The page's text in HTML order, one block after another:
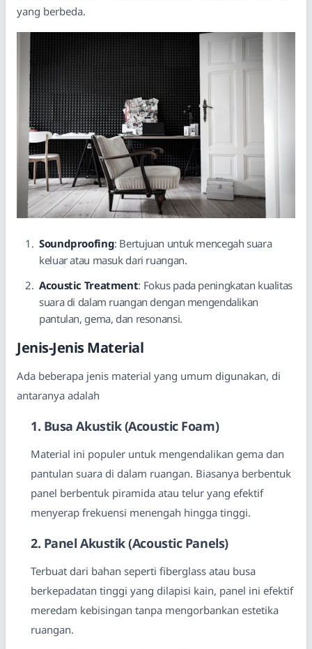
yang berbeda.
Soundproofing: Bertujuan untuk mencegah suara
keluar atau masuk dari ruangan.
Acoustic Treatment: Fokus pada peningkatan kualitas
suara di dalam ruangan dengan mengendalikan
pantulan, gema, dan resonansi.
Jenis-Jenis Material
Ada beberapa jenis material yang umum digunakan, di
antaranya adalah
1. Busa Akustik (Acoustic Foam)
Material ini populer untuk mengendalikan gema dan
pantulan suara di dalam ruangan. Biasanya berbentuk
panel berbentuk piramida atau telur yang efektif
menyerap frekuensi menengah hingga tinggi.
2. Panel Akustik (Acoustic Panels)
Terbuat dari bahan seperti fiberglass atau busa
berkepadatan tinggi yang dilapisi kain, panel ini efektif
meredam kebisingan tanpa mengorbankan estetika
ruangan.